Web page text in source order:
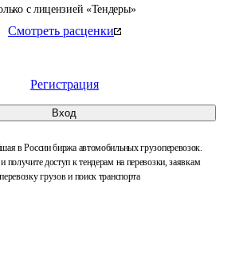
с лицензией «Тендеры»
Смотреть расценки
Регистрация
Вход
в России биржа автомобильных грузоперевозок.
и получите доступ к тендерам на перевозки, заявкам
грузов и поиск транспорта